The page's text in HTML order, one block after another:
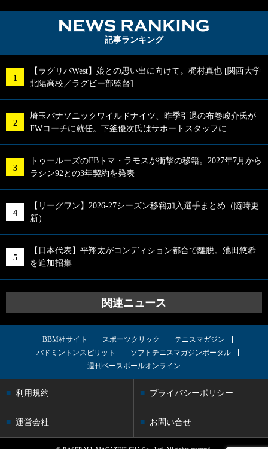
記事ランキング
【ラグリパWest】娘との思い出に向けて。梶村真也 [関西大学
北陽高校／ラグビー部監督]
埼玉パナソニックワイルドナイツ、昨季引退の布巻峻介氏が
FWコーチに就任。下釜優次氏はサポートスタッフに
トゥールーズのFBトマ・ラモスが衝撃の移籍。2027年7月から
ラシン92との3年契約を発表
【リーグワン】2026-27シーズン移籍加入選手まとめ（随時更
新）
【日本代表】平翔太がコンディション都合で離脱。池田悠希
を追加招集
関連ニュース
BBM社サイト スポーツクリック
テニスマガジン
バドミントンスピリット
ソフトテニスマガジンポータル
週刊ベースボールオンライン
利用規約 プライバシーポリシー
運営会社 お問い合せ